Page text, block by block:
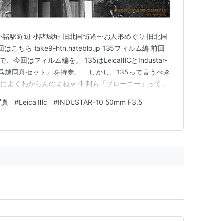
駅近辺 小諸城址 旧北国街道〜お人形めぐり 旧北国
はこちら take9-htn.hateblo.jp 135フィルム編 前回
、今回はフィルム編を。 135はLeicaⅢCとIndustar-
同舟セット』を持参。 …しかし、135って言うべき
よくわからんのよねｗ 中判も「ブローニー」って言
ぜ…
真 #Leica Ⅲc #INDUSTAR-10 50mm F3.5